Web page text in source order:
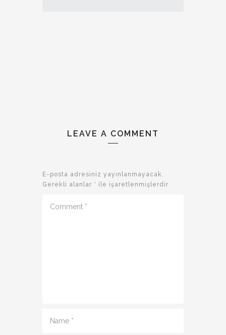
LEAVE A COMMENT
E-posta adresiniz yayınlanmayacak.
Gerekli alanlar * ile işaretlenmişlerdir
Comment *
Name *